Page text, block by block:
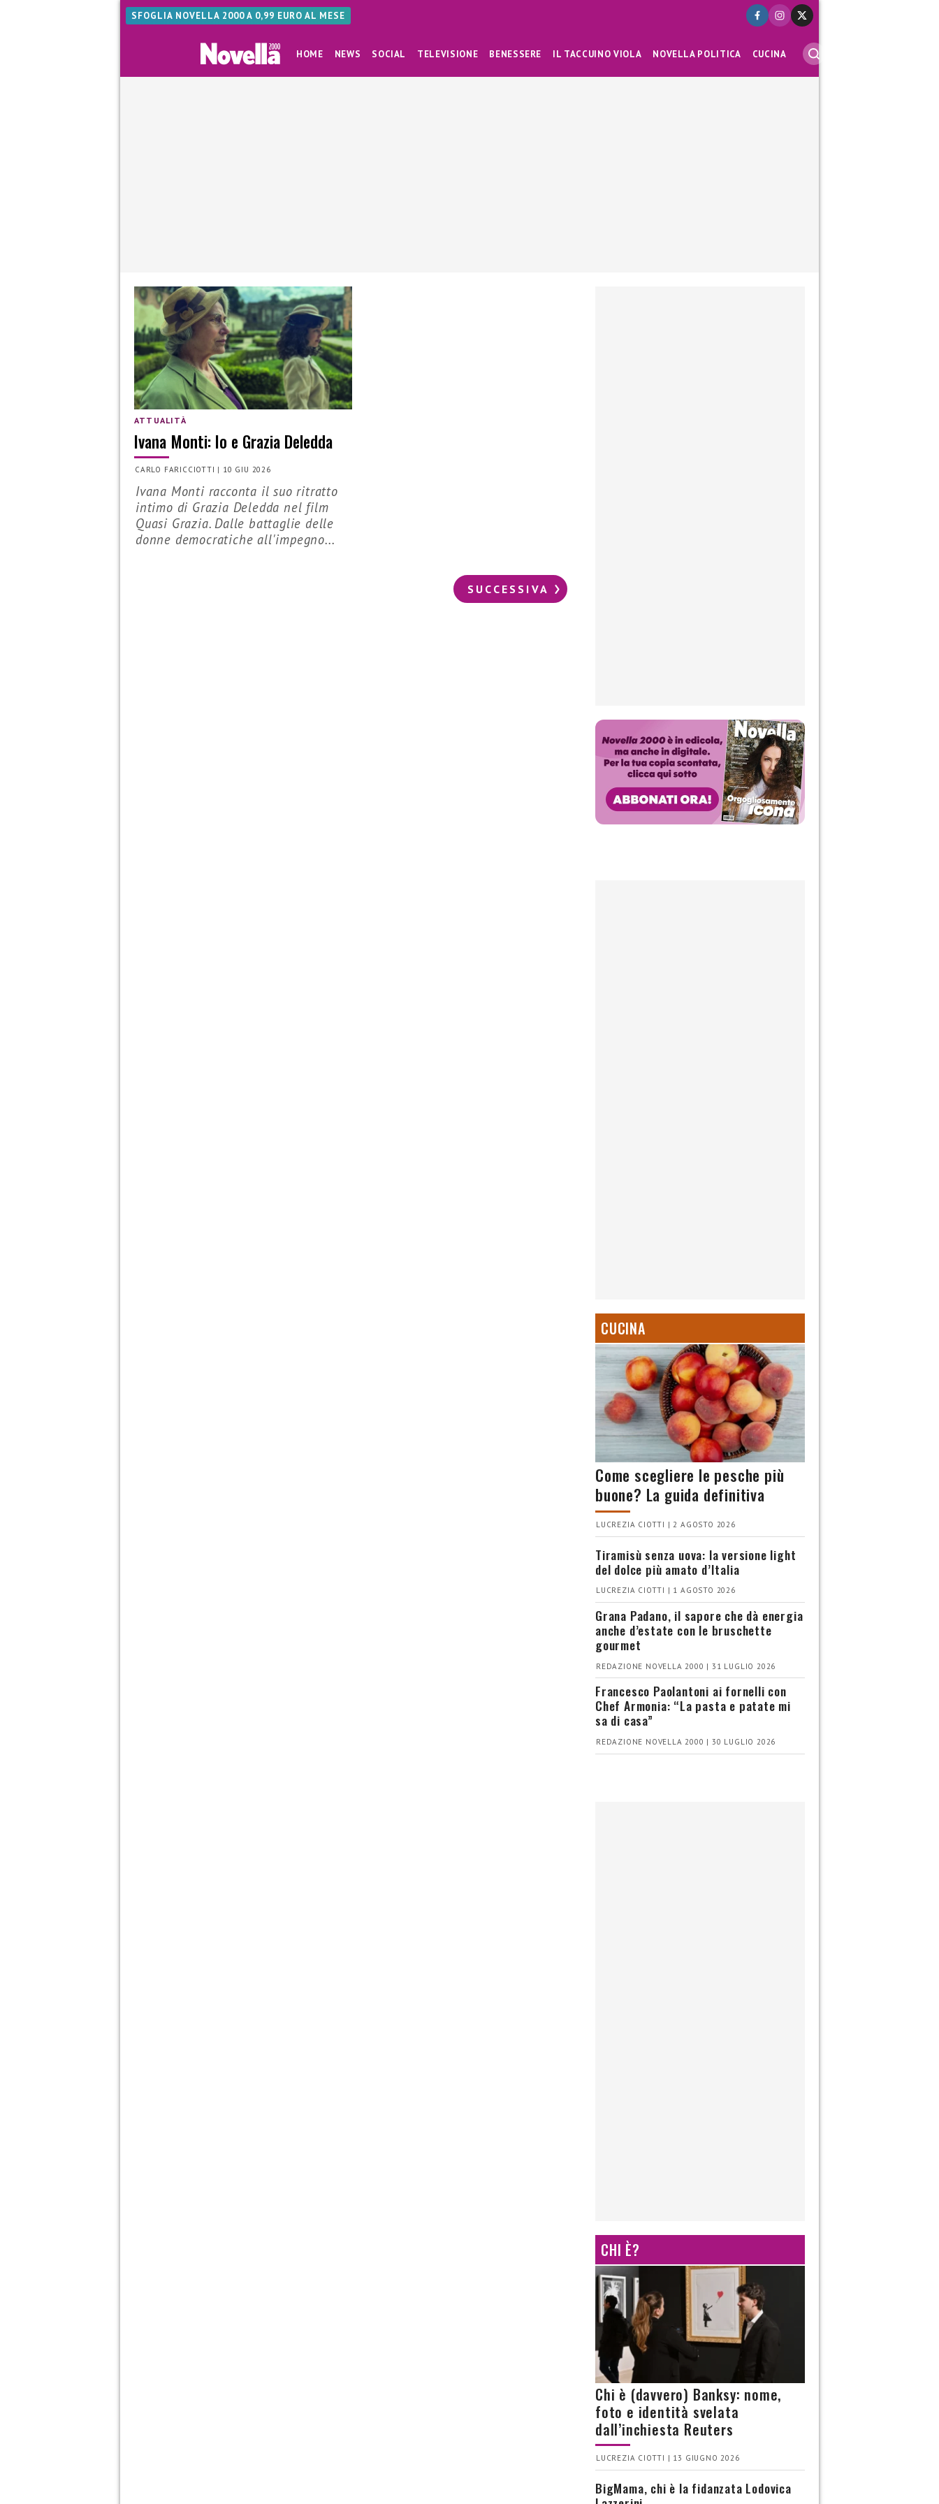
SFOGLIA NOVELLA 2000 A 0,99 EURO AL MESE
HOME NEWS SOCIAL TELEVISIONE BENESSERE IL TACCUINO VIOLA NOVELLA POLITICA CUCINA
ATTUALITÀ
Ivana Monti: Io e Grazia Deledda
CARLO FARICCIOTTI | 10 GIU 2026
Ivana Monti racconta il suo ritratto
intimo di Grazia Deledda nel film
Quasi Grazia. Dalle battaglie delle
donne democratiche all'impegno...
SUCCESSIVA
CUCINA
Come scegliere le pesche più
buone? La guida definitiva
LUCREZIA CIOTTI | 2 AGOSTO 2026
Tiramisù senza uova: la versione light
del dolce più amato d’Italia
LUCREZIA CIOTTI | 1 AGOSTO 2026
Grana Padano, il sapore che dà energia
anche d’estate con le bruschette
gourmet
REDAZIONE NOVELLA 2000 | 31 LUGLIO 2026
Francesco Paolantoni ai fornelli con
Chef Armonia: “La pasta e patate mi
sa di casa”
REDAZIONE NOVELLA 2000 | 30 LUGLIO 2026
CHI È?
Chi è (davvero) Banksy: nome,
foto e identità svelata
dall’inchiesta Reuters
LUCREZIA CIOTTI | 13 GIUGNO 2026
BigMama, chi è la fidanzata Lodovica